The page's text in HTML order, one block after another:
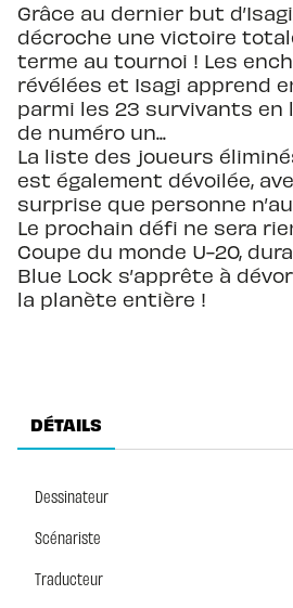
Grâce au dernier but
décroche une victoire
terme au tournoi ! Les
révélées et Isagi apprend
parmi les 23 survivants
de numéro un...
La liste des joueurs
est également dévoilée,
surprise que personne
Le prochain défi ne sera
Coupe du monde U-20,
Blue Lock s’apprête à
la planète entière !
DÉTAILS
Dessinateur
Scénariste
Traducteur